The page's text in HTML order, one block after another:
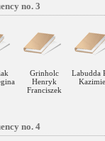
no. 3
Grinholc
Henryk
Franciszek
Labudda
no. 4